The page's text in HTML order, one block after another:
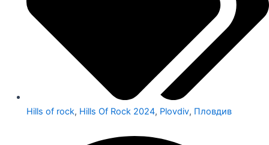
Hills of rock, Hills Of Rock 2024, Plovdiv, Пловдив